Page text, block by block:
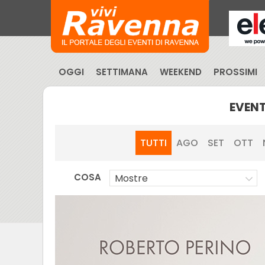
OGGI SETTIMANA WEEKEND PROSSIMI
TUTTI AGO SET OTT
COSA Mostre